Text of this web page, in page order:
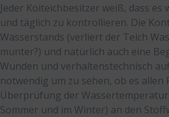
Jeder Koiteichbesitzer weiß, dass
und täglich zu kontrollieren. Die
Wasserstands (verliert der Teich
munter?) und natürlich auch eine
Wunden und verhaltenstechnisch
notwendig um zu sehen, ob es
Überprüfung der
Sommer und im Winter) an den